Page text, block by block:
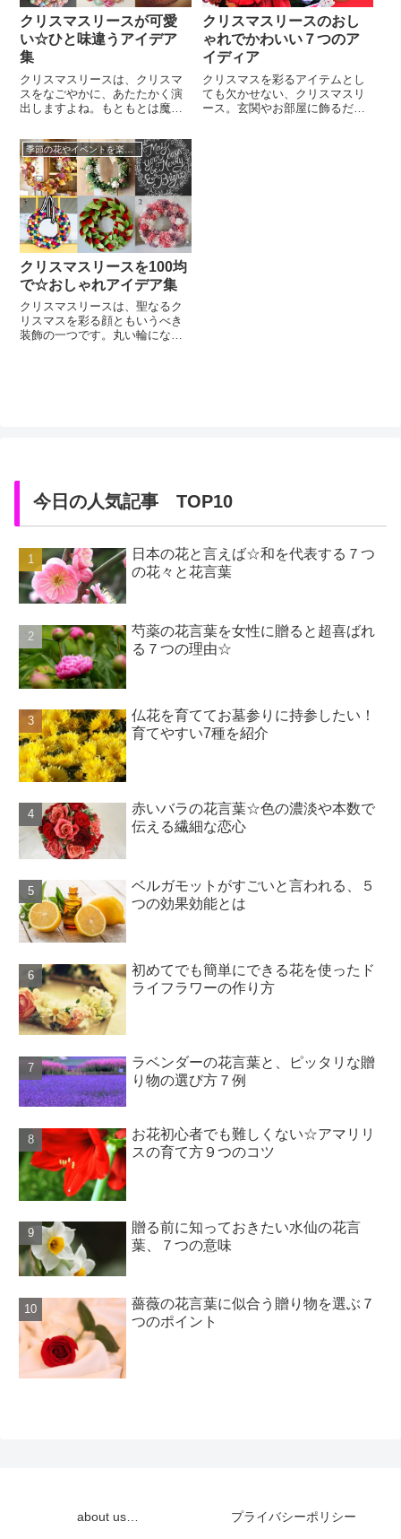
クリスマスリースが可愛
い☆ひと味違うアイデア
集
クリスマスリースは、クリスマ
スをなごやかに、あたたかく演
出しますよね。もともとは魔除
では魔除けとしてのクリスマス
リースの風習が残っています。
伝統的なクリスマスリースに使
われているグリーンのもみの木
の葉や、ひいらぎの葉は、キリ
スト教では魔除けとされていた
ためです。クリスマスリースの
オーナメント...
クリスマスリースのおし
ゃれでかわいい７つのア
イディア
クリスマスを彩るアイテムとし
ても欠かせない、クリスマスリ
ース。玄関やお部屋に飾るだけ
クリスマスリースを100均
で☆おしゃれアイデア集
クリスマスリースは、聖なるク
リスマスを彩る顔ともいうべき
装飾の一つです。丸い輪になっ
今日の人気記事 TOP10
日本の花と言えば☆和を代表する７つ
の花々と花言葉
芍薬の花言葉を女性に贈ると超喜ばれ
る７つの理由☆
仏花を育ててお墓参りに持参したい！
育てやすい7種を紹介
赤いバラの花言葉☆色の濃淡や本数で
伝える繊細な恋心
ベルガモットがすごいと言われる、５
つの効果効能とは
初めてでも簡単にできる花を使ったド
ライフラワーの作り方
ラベンダーの花言葉と、ピッタリな贈
り物の選び方７例
お花初心者でも難しくない☆アマリリ
スの育て方９つのコツ
贈る前に知っておきたい水仙の花言
葉、７つの意味
薔薇の花言葉に似合う贈り物を選ぶ７
つのポイント
about us… プライバシーポリシー